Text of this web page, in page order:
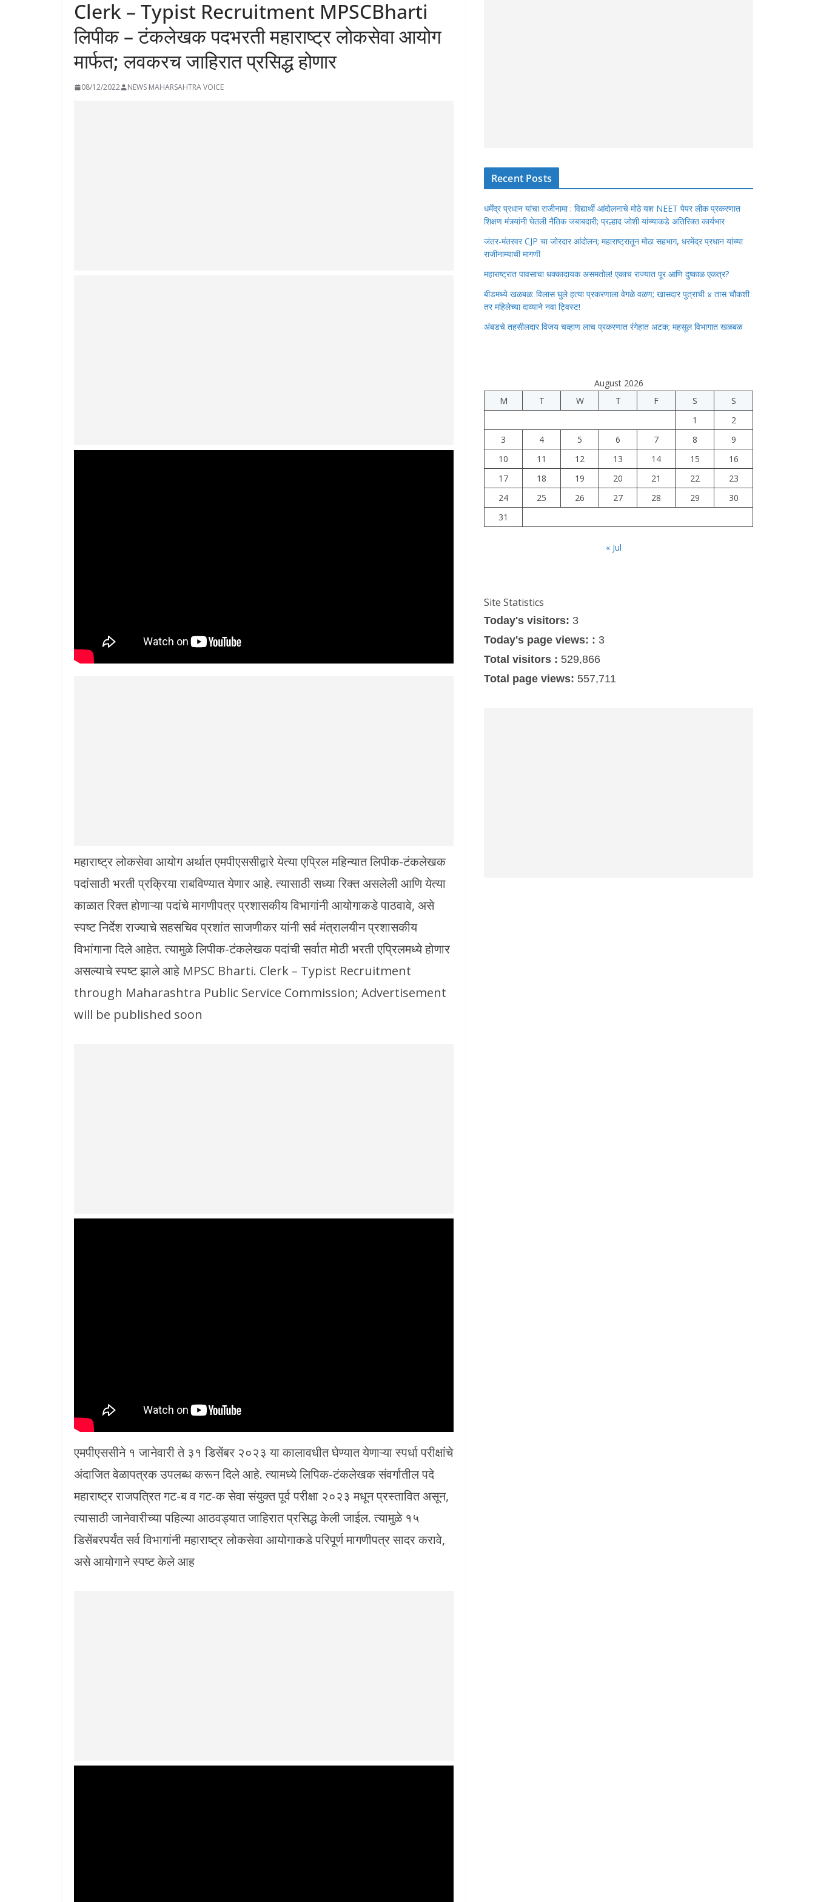
Clerk – Typist Recruitment MPSCBharti
लिपीक – टंकलेखक पदभरती महाराष्ट्र लोकसेवा आयोग
मार्फत; लवकरच जाहिरात प्रसिद्ध होणार
08/12/2022 NEWS MAHARSAHTRA VOICE
महाराष्ट्र लोकसेवा आयोग अर्थात एमपीएससीद्वारे येत्या एप्रिल महिन्यात लिपीक-टंकलेखक
पदांसाठी भरती प्रक्रिया राबविण्यात येणार आहे. त्यासाठी सध्या रिक्त असलेली आणि येत्या
काळात रिक्त होणाऱ्या पदांचे मागणीपत्र प्रशासकीय विभागांनी आयोगाकडे पाठवावे, असे
स्पष्ट निर्देश राज्याचे सहसचिव प्रशांत साजणीकर यांनी सर्व मंत्रालयीन प्रशासकीय
विभांगाना दिले आहेत. त्यामुळे लिपीक-टंकलेखक पदांची सर्वात मोठी भरती एप्रिलमध्ये होणार
असल्याचे स्पष्ट झाले आहे MPSC Bharti. Clerk – Typist Recruitment
through Maharashtra Public Service Commission; Advertisement
will be published soon
एमपीएससीने १ जानेवारी ते ३१ डिसेंबर २०२३ या कालावधीत घेण्यात येणाऱ्या स्पर्धा परीक्षांचे
अंदाजित वेळापत्रक उपलब्ध करून दिले आहे. त्यामध्ये लिपिक-टंकलेखक संवर्गातील पदे
महाराष्ट्र राजपत्रित गट-ब व गट-क सेवा संयुक्त पूर्व परीक्षा २०२३ मधून प्रस्तावित असून,
त्यासाठी जानेवारीच्या पहिल्या आठवड्यात जाहिरात प्रसिद्ध केली जाईल. त्यामुळे १५
डिसेंबरपर्यंत सर्व विभागांनी महाराष्ट्र लोकसेवा आयोगाकडे परिपूर्ण मागणीपत्र सादर करावे,
असे आयोगाने स्पष्ट केले आह
Recent Posts
धर्मेंद्र प्रधान यांचा राजीनामा : विद्यार्थी आंदोलनाचे मोठे यश NEET पेपर लीक प्रकरणात
शिक्षण मंत्र्यांनी घेतली नैतिक जबाबदारी; प्रल्हाद जोशी यांच्याकडे अतिरिक्त कार्यभार
जंतर-मंतरवर CJP चा जोरदार आंदोलन; महाराष्ट्रातून मोठा सहभाग, धरमेंद्र प्रधान यांच्या
राजीनाम्याची मागणी
महाराष्ट्रात पावसाचा धक्कादायक असमतोल! एकाच राज्यात पूर आणि दुष्काळ एकत्र?
बीडमध्ये खळबळ: विलास घुले हत्या प्रकरणाला वेगळे वळण; खासदार पुत्राची ४ तास चौकशी
तर महिलेच्या दाव्याने नवा ट्विस्ट!
अंबडचे तहसीलदार विजय चव्हाण लाच प्रकरणात रंगेहात अटक; महसूल विभागात खळबळ
August 2026
M
T W T F S
S
1
2
3
4 5 6 7 8
9
10
11 12 13 14 15
16
17
18 19 20 21 22
23
24
25 26 27 28 29
30
31
« Jul
Site Statistics
Today's visitors: 3
Today's page views: : 3
Total visitors : 529,866
Total page views: 557,711